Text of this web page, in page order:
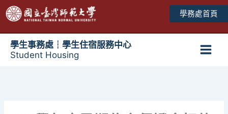
至
學務處首頁
學生事務處┆學生住宿服務中心
Student Housing